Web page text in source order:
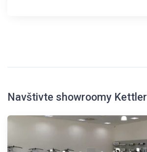
Navštivte showroomy Kettler